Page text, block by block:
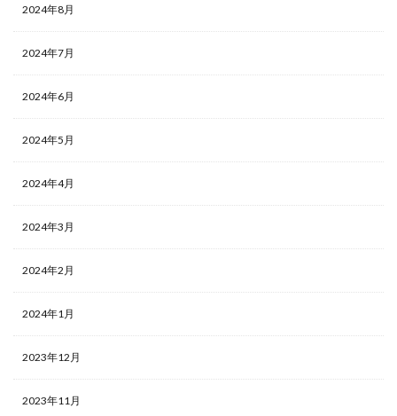
2024年8月
2024年7月
2024年6月
2024年5月
2024年4月
2024年3月
2024年2月
2024年1月
2023年12月
2023年11月